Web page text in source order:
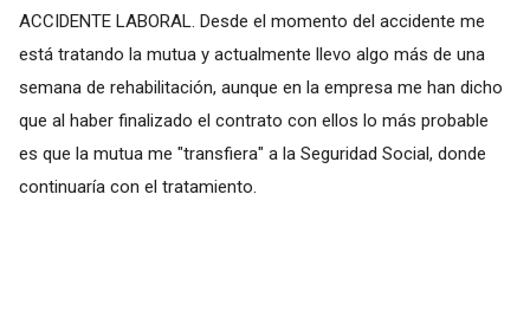
ACCIDENTE LABORAL. Desde el momento del accidente me
está tratando la mutua y actualmente llevo algo más de una
semana de rehabilitación, aunque en la empresa me han dicho
que al haber finalizado el contrato con ellos lo más probable
es que la mutua me "transfiera" a la Seguridad Social, donde
continuaría con el tratamiento.